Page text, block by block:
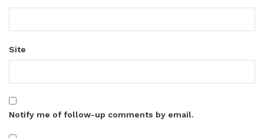
Site
Notify me of follow-up comments by email.